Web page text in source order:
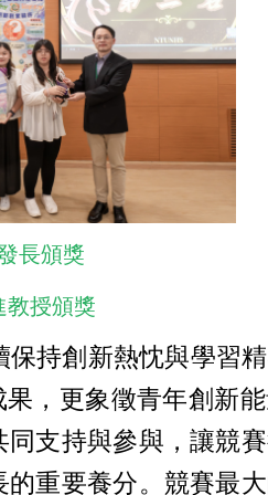
長頒獎
教授頒獎
持創新熱忱與學習
，更象徵青年創新
支持與參與，讓競
重要養分。競賽最